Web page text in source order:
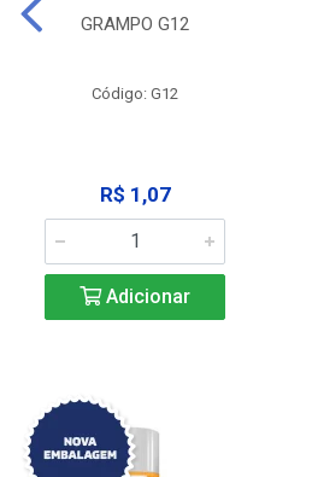
GRAMPO G12
Código: G12
R$ 1,07
Adicionar